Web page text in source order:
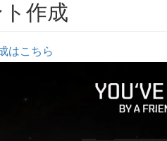
作成
はこちら